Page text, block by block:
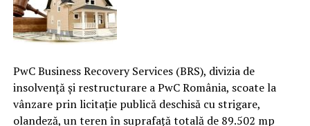
PwC Business Recovery Services (BRS), divizia de
insolvenţă şi restructurare a PwC România, scoate la
vânzare prin licitaţie publică deschisă cu strigare,
olandeză, un teren în suprafaţă totală de 89.502 mp